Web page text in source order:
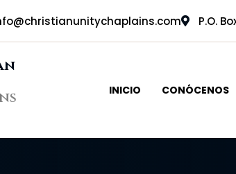
P.O.
INICIO CONÓCENOS